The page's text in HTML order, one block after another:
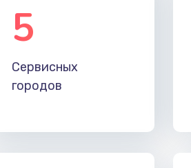
5
Сервисных
городов